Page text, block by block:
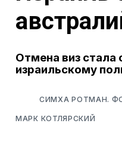
Отмена виз стала
израильскому
СИМХА РОТМАН.
МАРК КОТЛЯРСКИЙ